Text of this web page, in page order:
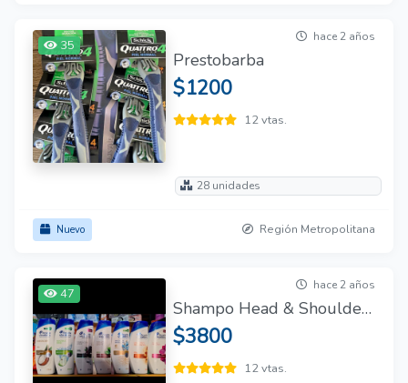
35
hace 2 años
Prestobarba
$1200
12 vtas.
28 unidades
Nuevo Región Metropolitana
47
hace 2 años
Shampo Head & Shoulders
$3800
12 vtas.